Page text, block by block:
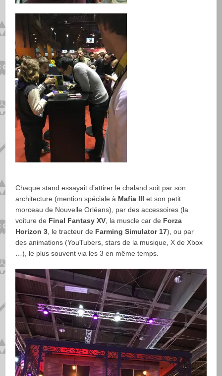
Chaque stand essayait d’attirer le chaland soit par son
architecture (mention spéciale à Mafia III et son petit
morceau de Nouvelle Orléans), par des accessoires (la
voiture de Final Fantasy XV , la muscle car de Forza
Horizon 3 , le tracteur de Farming Simulator 17), ou par
des animations (YouTubers, stars de la musique, X de Xbox
…), le plus souvent via les 3 en même temps.